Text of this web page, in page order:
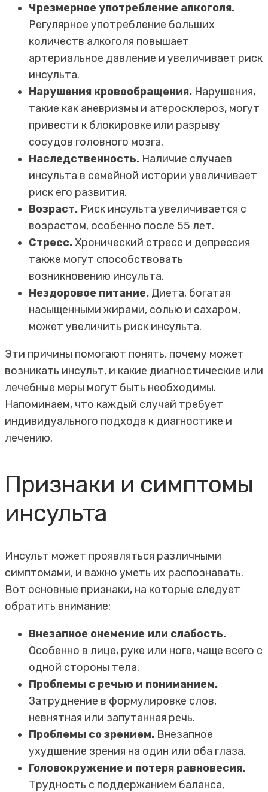
Чрезмерное употребление алкоголя.
Регулярное употребление больших
количеств алкоголя повышает
артериальное давление и увеличивает риск
инсульта.
Нарушения кровообращения. Нарушения,
такие как аневризмы и атеросклероз, могут
привести к блокировке или разрыву
сосудов головного мозга.
Наследственность. Наличие случаев
инсульта в семейной истории увеличивает
риск его развития.
Возраст. Риск инсульта увеличивается с
возрастом, особенно после 55 лет.
Стресс.Хронический стресс и депрессия
также могут способствовать
возникновению инсульта.
Нездоровое питание. Диета, богатая
насыщенными жирами, солью и сахаром,
может увеличить риск инсульта.
Эти причины помогают понять, почему может
возникать инсульт, и какие диагностические или
лечебные меры могут быть необходимы.
Напоминаем, что каждый случай требует
индивидуального подхода к диагностике и
лечению.
Признаки и симптомы
инсульта
Инсульт может проявляться различными
симптомами, и важно уметь их распознавать.
Вот основные признаки, на которые следует
обратить внимание:
Внезапное онемение или слабость.
Особенно в лице, руке или ноге, чаще всего с
одной стороны тела.
Проблемы с речью и пониманием.
Затруднение в формулировке слов,
невнятная или запутанная речь.
Проблемы со зрением. Внезапное
ухудшение зрения на один или оба глаза.
Головокружение и потеря равновесия.
Трудность с поддержанием баланса,